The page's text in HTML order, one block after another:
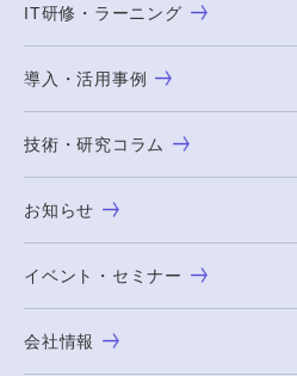
IT研修・ラーニング
導入・活用事例
技術・研究コラム
お知らせ
イベント・セミナー
会社情報